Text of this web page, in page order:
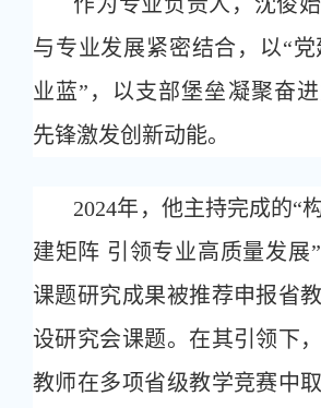
与专业发展紧密结合，以“党
业蓝”，以支部堡垒凝聚奋
先锋激发创新动能。
2024年，他主持完成的“
建矩阵 引领专业高质量发展
课题研究成果被推荐申报省
设研究会课题。在其引领下
教师在多项省级教学竞赛中